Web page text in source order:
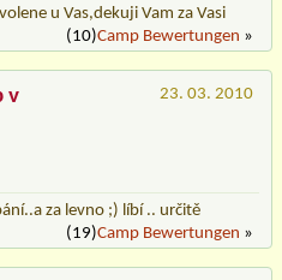
u Vas,dekuji Vam za Vasi
(10)Camp Bewertungen »
v
23. 03. 2010
za levno ;) líbí .. určitě
(19)Camp Bewertungen »